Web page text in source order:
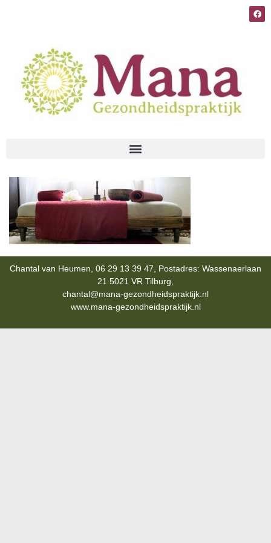
Chantal van Heumen, 06 29 13 39 47, Postadres: Wassenaerlaan
21 5021 VR Tilburg,
chantal@mana-gezondheidspraktijk.nl
www.mana-gezondheidspraktijk.nl